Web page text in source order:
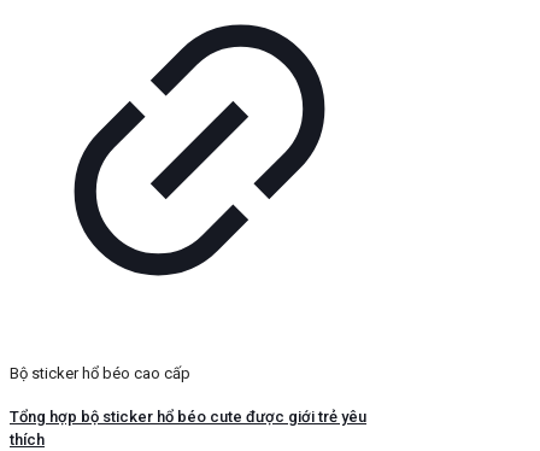
Bộ sticker hổ béo cao cấp
Tổng hợp bộ sticker hổ béo cute được giới trẻ yêu
thích